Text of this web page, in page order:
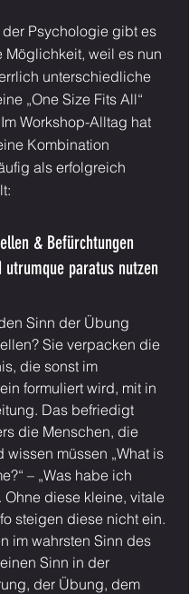
der Psychologie gibt es
Möglichkeit, weil es nun
unterschiedliche
„One Size Fits All“
Workshop-Alltag hat
Kombination
als erfolgreich
& Befürchtungen
utrumque paratus nutzen
Sinn der Übung
Sie verpacken die
die sonst im
formuliert wird, mit in
Das befriedigt
die Menschen, die
wissen müssen „What is
– „Was habe ich
Ohne diese kleine, vitale
steigen diese nicht ein.
im wahrsten Sinn des
Sinn in der
der Übung, dem